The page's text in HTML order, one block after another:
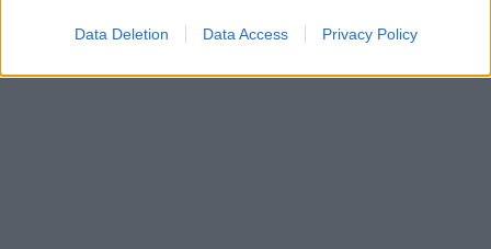
Data Deletion Data Access Privacy Policy